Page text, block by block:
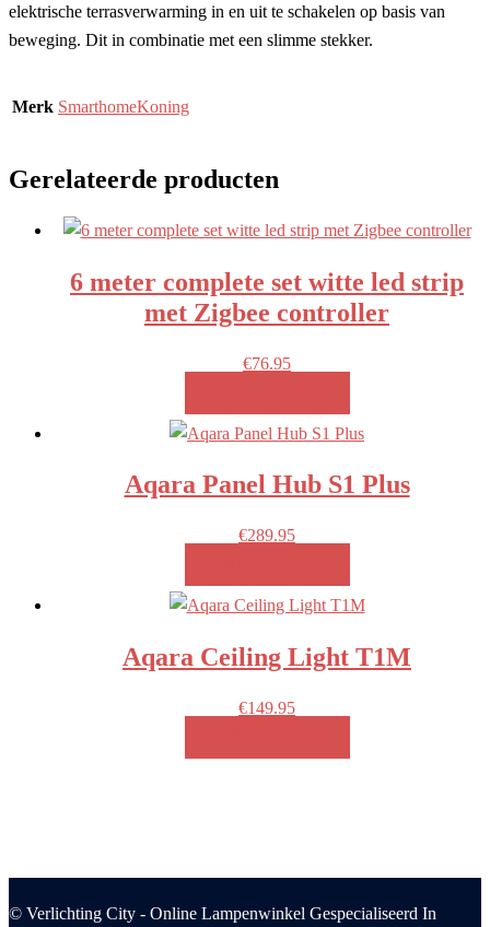
elektrische terrasverwarming in en uit te schakelen op basis van
beweging. Dit in combinatie met een slimme stekker.
Merk SmarthomeKoning
Gerelateerde producten
6 meter complete set witte led strip
met Zigbee controller
€76.95
Aqara Panel Hub S1 Plus
€289.95
Aqara Ceiling Light T1M
€149.95
© Verlichting City - Online Lampenwinkel Gespecialiseerd In